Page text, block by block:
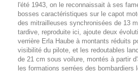
l'été 1943, on le reconnaissait à ses
bosses caractéristiques sur le capot
des mitrailleuses synchronisées de 13
tardive, reproduite ici, ajoute deux
verrière Erla Haube à montants réduits
visibilité du pilote, et les redoutables
de 21 cm sous voilure, montés à partir
les formations serrées des bombardiers